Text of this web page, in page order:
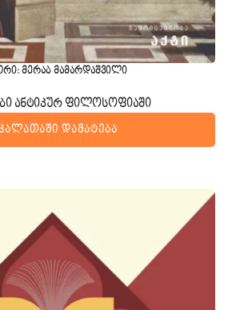
მერაბ მამარდაშვილი
ანტიკურ ფილოსოფიაში
დამატება